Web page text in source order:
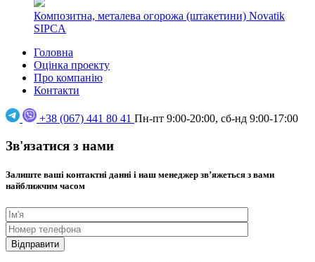
Композитна, металева огорожа (штакетини) Novatik
SIPCA
Головна
Оцінка проекту
Про компанію
Контакти
+38 (067) 441 80 41 Пн-пт 9:00-20:00, сб-нд 9:00-17:00
Зв'язатися з нами
Залиште ваші контактні данні і наш менеджер звʼяжеться з вами
найближчим часом